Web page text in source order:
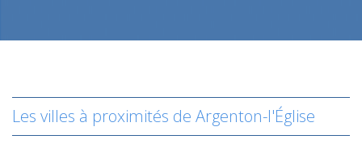
Les villes à proximités de Argenton-l'Église